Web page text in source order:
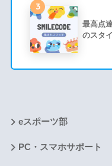
3
最高点
のスタ
eスポーツ部
PC・スマホサポート